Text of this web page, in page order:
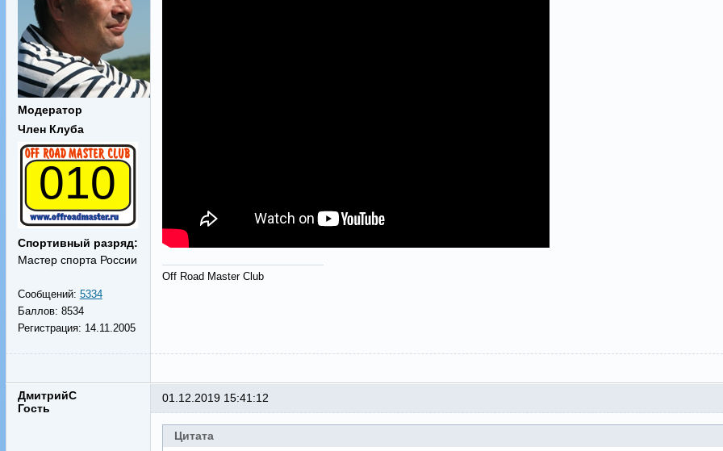
Модератор
Член Клуба
010
Спортивный разряд:
Мастер спорта России
Сообщений: 5334
Баллов: 8534
Регистрация: 14.11.2005
Off Road Master Club
ДмитрийС
Гость
01.12.2019 15:41:12
Цитата